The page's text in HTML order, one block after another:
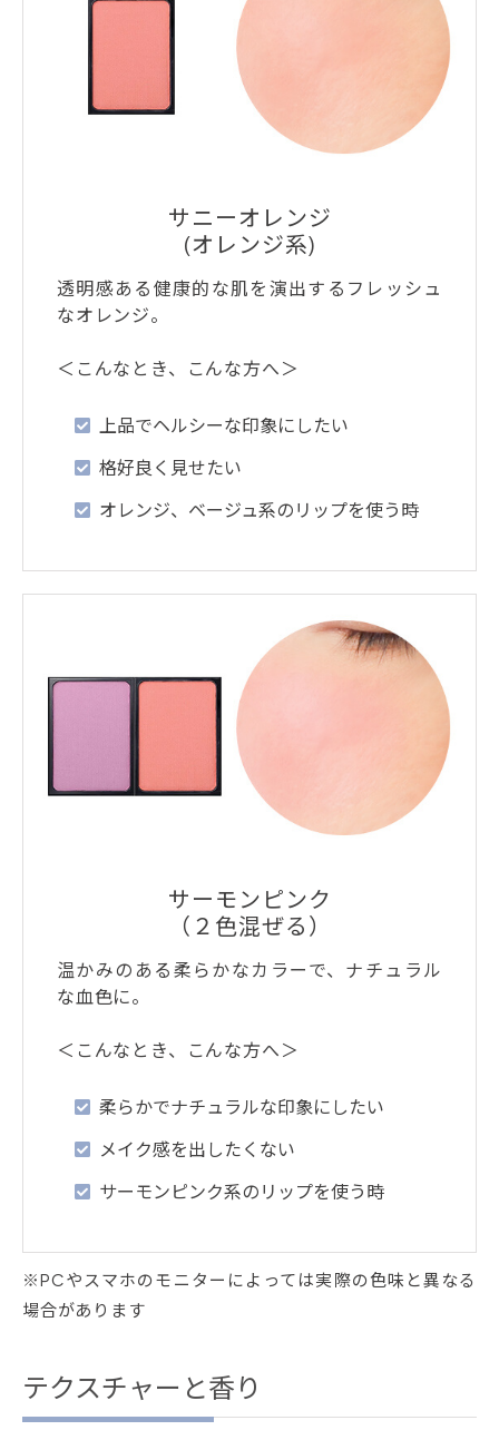
サニーオレンジ
(オレンジ系)
透明感ある健康的な肌を演出するフレッシュ
なオレンジ。
＜こんなとき、こんな方へ＞
上品でヘルシーな印象にしたい
格好良く見せたい
オレンジ、ベージュ系のリップを使う時
サーモンピンク
（２色混ぜる）
温かみのある柔らかなカラーで、ナチュラル
な血色に。
＜こんなとき、こんな方へ＞
柔らかでナチュラルな印象にしたい
メイク感を出したくない
サーモンピンク系のリップを使う時
※PCやスマホのモニターによっては実際の色味と異なる
場合があります
テクスチャーと香り